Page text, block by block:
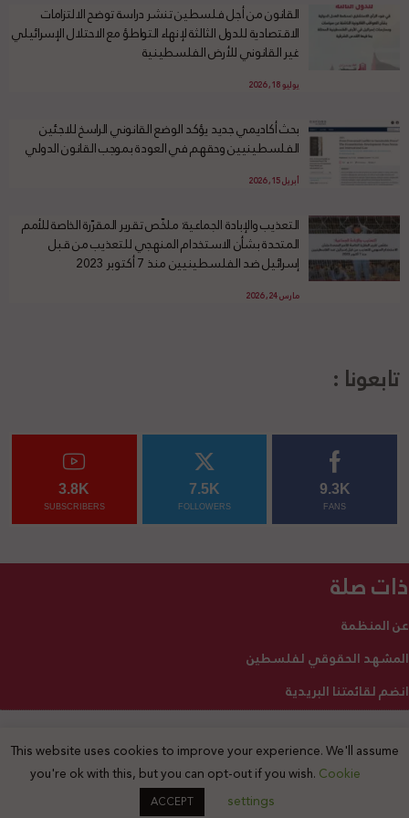
القانون من أجل فلسطين تنشر دراسة توضح الالتزامات
الاقتصادية للدول الثالثة لإنهاء التواطؤ مع الاحتلال الإسرائيلي
غير القانوني للأرض الفلسطينية
يوليو 18, 2026
بحث أكاديمي جديد يؤكد الوضع القانوني الراسخ للاجئين
الفلسطينيين وحقهم في العودة بموجب القانون الدولي
أبريل 15, 2026
التعذيب والإبادة الجماعية: ملخّص تقرير المقرّرة الخاصة للأمم
المتحدة بشأن الاستخدام المنهجي للتعذيب من قبل
إسرائيل ضد الفلسطينيين منذ 7 أكتوبر 2023
مارس 24, 2026
تابعونا :
9.3K
FANS
7.5K
FOLLOWERS
3.8K
SUBSCRIBERS
ذات صلة
عن المنظمة
المشهد الحقوقي لفلسطين
انضم لقائمتنا البريدية
2025 © جميع الحقوق محفوظة
This website uses cookies to improve your experience. We'll assume
you're ok with this, but you can opt-out if you wish. Cookie
settings
ACCEPT